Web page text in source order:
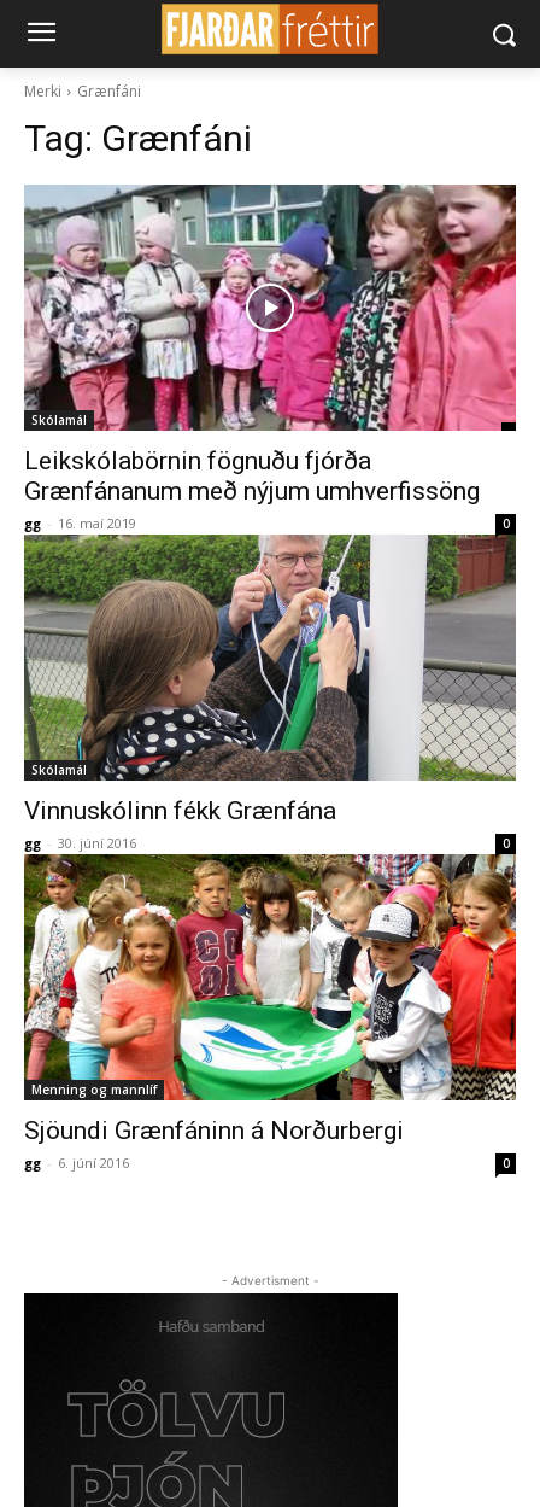
Merki Grænfáni
Tag: Grænfáni
Skólamál
Leikskólabörnin fögnuðu fjórða
Grænfánanum með nýjum umhverfissöng
gg - 16. maí 2019 0
Skólamál
Vinnuskólinn fékk Grænfána
gg - 30. júní 2016 0
Menning og mannlíf
Sjöundi Grænfáninn á Norðurbergi
gg - 6. júní 2016 0
- Advertisment -